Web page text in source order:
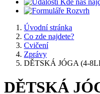
Rozvrh
Úvodní stránka
Co zde najdete?
Cvičení
Zprávy
DĚTSKÁ JÓGA (4-
DĚTSKÁ